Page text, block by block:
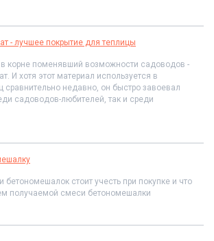
- лучшее покрытие для теплицы
корне поменявший возможности садоводов -
И хотя этот материал используется в
сравнительно недавно, он быстро завоевал
садоводов-любителей, так и среди
бетономешалок стоит учесть при покупке и что
получаемой смеси бетономешалки